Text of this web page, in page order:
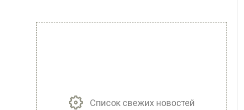
Список свежих новостей